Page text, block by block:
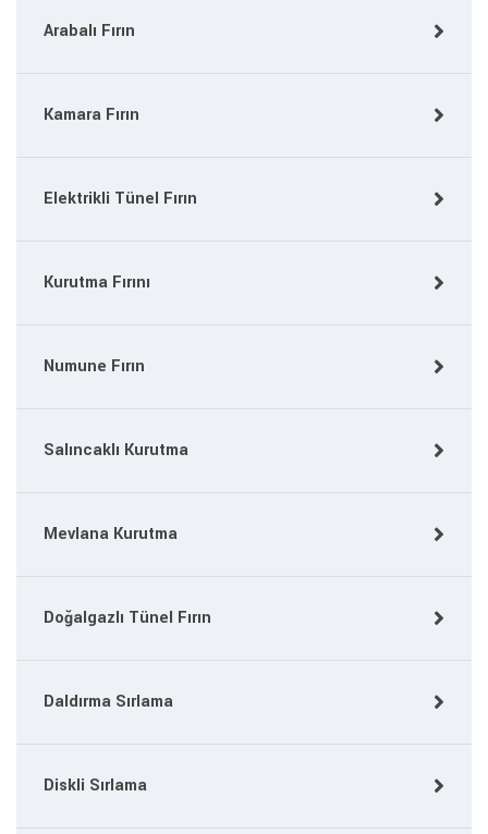
Arabalı Fırın
Kamara Fırın
Elektrikli Tünel Fırın
Kurutma Fırını
Numune Fırın
Salıncaklı Kurutma
Mevlana Kurutma
Doğalgazlı Tünel Fırın
Daldırma Sırlama
Diskli Sırlama